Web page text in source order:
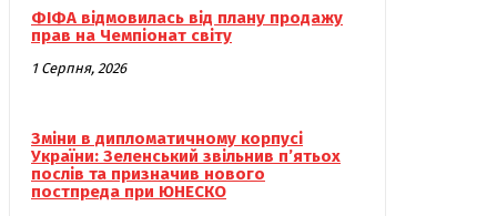
ФІФА відмовилась від плану продажу
прав на Чемпіонат світу
1 Серпня, 2026
Зміни в дипломатичному корпусі
України: Зеленський звільнив п’ятьох
послів та призначив нового
постпреда при ЮНЕСКО